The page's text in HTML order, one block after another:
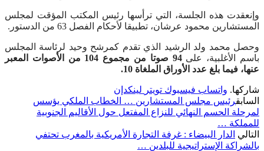
وإنعقدت هذه الجلسة، التي ترأسها رئيس المكتب المؤقت لمجلس
المستشارين محمود عرشان، تطبيقا لأحكام الفصل 63 من الدستور.
وحصل محمد ولد الرشيد الذي تقدم كمرشح وحيد لرئاسة المجلس
باسم الأغلبية، على
94 صوتا من مجموع 104 من الأصوات المعبر
عنها، فيما بلغ عدد الأوراق الملغاة 10.
شاركها. واتساب فيسبوك تويتر لينكدإن
السابقرئيس مجلس المستشارين … الخطاب الملكي يؤسس
لمرحلة الحسم النهائي للنزاع المفتعل حول الأقاليم الجنوبية
للمملكة …
التالي الدار البيضاء : غرفة التجارة الأمريكية بالمغرب تحتفي
بالشراكة الإستراتيجية للبلدين …